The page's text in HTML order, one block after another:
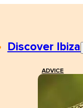
Discover Ibiza
ADVICE